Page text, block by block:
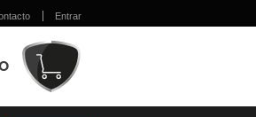
Entrar